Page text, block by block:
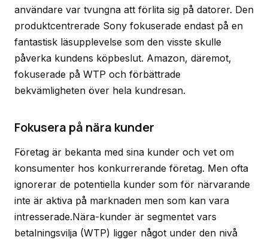
användare var tvungna att förlita sig på datorer. Den
produktcentrerade Sony fokuserade endast på en
fantastisk läsupplevelse som den visste skulle
påverka kundens köpbeslut. Amazon, däremot,
fokuserade på WTP och förbättrade
bekvämligheten över hela kundresan.
Fokusera på nära kunder
Företag är bekanta med sina kunder och vet om
konsumenter hos konkurrerande företag. Men ofta
ignorerar de potentiella kunder som för närvarande
inte är aktiva på marknaden men som kan vara
intresserade.Nära-kunder är segmentet vars
betalningsvilja (WTP) ligger något under den nivå